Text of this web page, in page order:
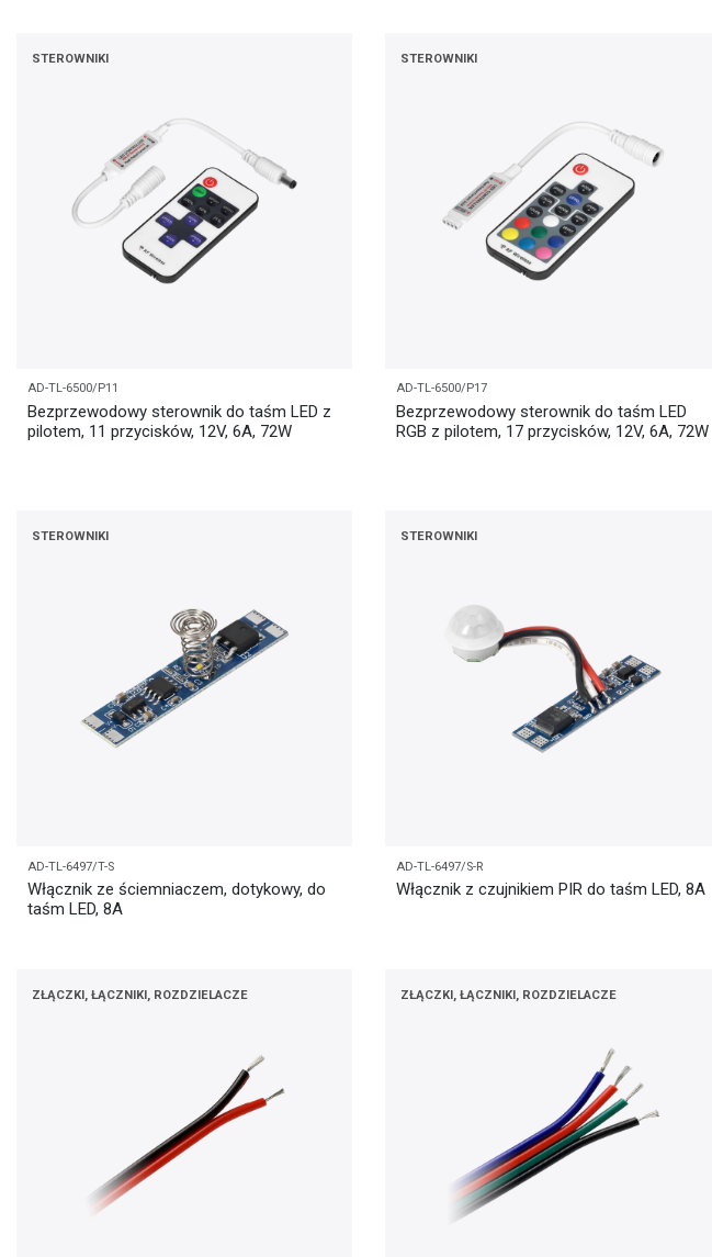
STEROWNIKI
AD-TL-6500/P11
Bezprzewodowy sterownik do taśm LED z
pilotem, 11 przycisków, 12V, 6A, 72W
STEROWNIKI
AD-TL-6500/P17
Bezprzewodowy sterownik do taśm LED
RGB z pilotem, 17 przycisków, 12V, 6A, 72W
STEROWNIKI
AD-TL-6497/T-S
Włącznik ze ściemniaczem, dotykowy, do
taśm LED, 8A
STEROWNIKI
AD-TL-6497/S-R
Włącznik z czujnikiem PIR do taśm LED, 8A
ZŁĄCZKI, ŁĄCZNIKI, ROZDZIELACZE ZŁĄCZKI, ŁĄCZNIKI, ROZDZIELACZE